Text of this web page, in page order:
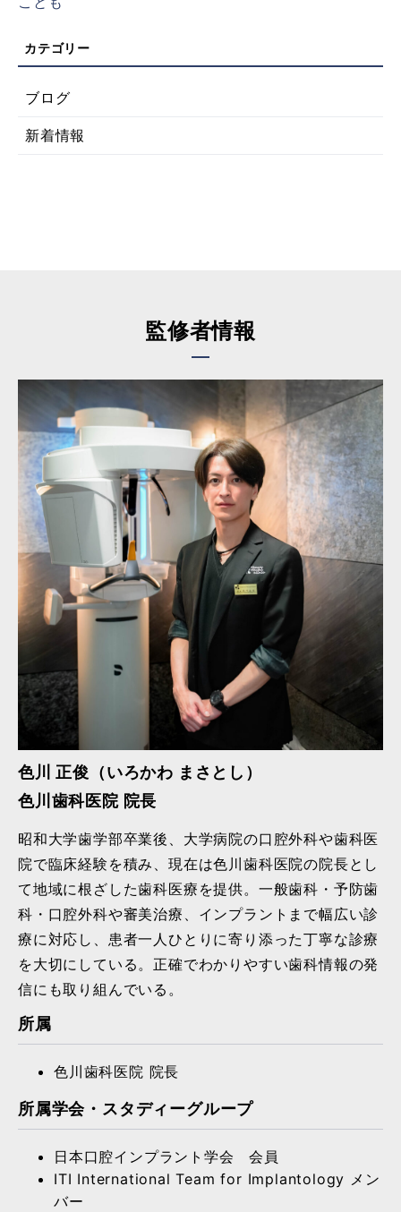
ブログ
新着情報
監修者情報
色川 正俊（いろかわ まさとし）
色川歯科医院 院長
昭和大学歯学部卒業後、大学病院の口腔外科や歯科医
院で臨床経験を積み、現在は色川歯科医院の院長とし
て地域に根ざした歯科医療を提供。一般歯科・予防歯
科・口腔外科や審美治療、インプラントまで幅広い診
療に対応し、患者一人ひとりに寄り添った丁寧な診療
を大切にしている。正確でわかりやすい歯科情報の発
信にも取り組んでいる。
所属
色川歯科医院 院長
所属学会・スタディーグループ
日本口腔インプラント学会 会員
ITI International Team for Implantology メン
バー